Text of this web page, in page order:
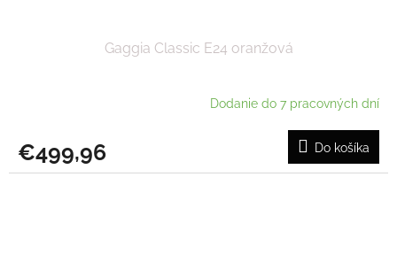
Gaggia Classic E24 oranžová
Dodanie do 7 pracovných dní
€499,96 Do košíka